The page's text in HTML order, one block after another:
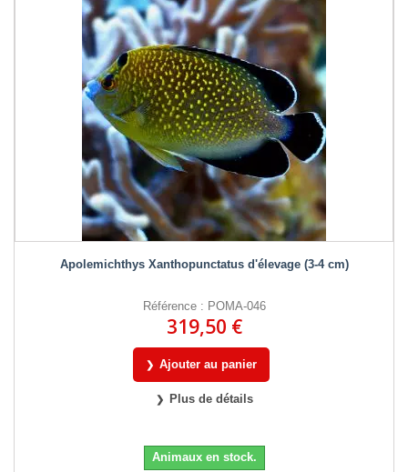
Apolemichthys Xanthopunctatus d'élevage (3-4 cm)
Référence : POMA-046
319,50 €
Ajouter au panier
Plus de détails
Animaux en stock.